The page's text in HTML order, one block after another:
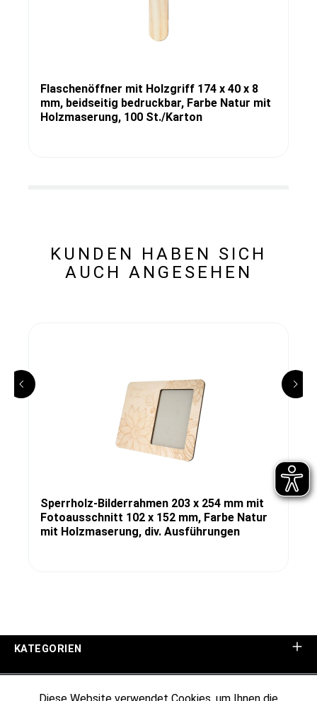
Flaschenöffner mit Holzgriff 174 x 40 x 8
mm, beidseitig bedruckbar, Farbe Natur mit
Holzmaserung, 100 St./Karton
KUNDEN HABEN SICH
AUCH ANGESEHEN
Sperrholz-Bilderrahmen 203 x 254 mm mit
Fotoausschnitt 102 x 152 mm, Farbe Natur
mit Holzmaserung, div. Ausführungen
KATEGORIEN